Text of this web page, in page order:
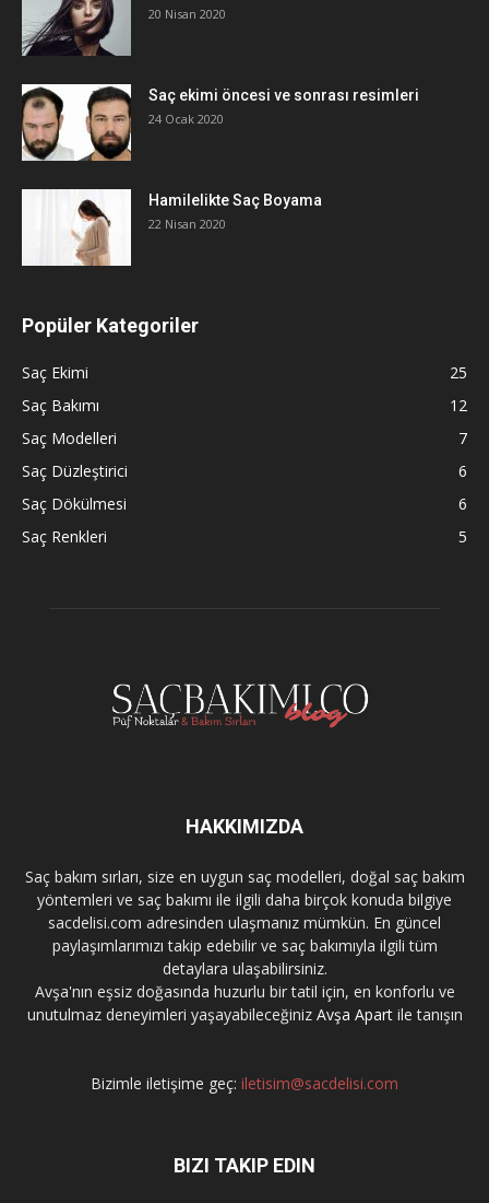
20 Nisan 2020
Saç ekimi öncesi ve sonrası resimleri
24 Ocak 2020
Hamilelikte Saç Boyama
22 Nisan 2020
Popüler Kategoriler
Saç Ekimi
25
Saç Bakımı
12
Saç Modelleri
7
Saç Düzleştirici
6
Saç Dökülmesi
6
Saç Renkleri
5
HAKKIMIZDA
Saç bakım sırları, size en uygun saç modelleri, doğal saç bakım
yöntemleri ve saç bakımı ile ilgili daha birçok konuda bilgiye
sacdelisi.com adresinden ulaşmanız mümkün. En güncel
paylaşımlarımızı takip edebilir ve saç bakımıyla ilgili tüm
detaylara ulaşabilirsiniz.
Avşa'nın eşsiz doğasında huzurlu bir tatil için, en konforlu ve
unutulmaz deneyimleri yaşayabileceğiniz Avşa Apartile tanışın
Bizimle iletişime geç: iletisim@sacdelisi.com
BIZI TAKIP EDIN